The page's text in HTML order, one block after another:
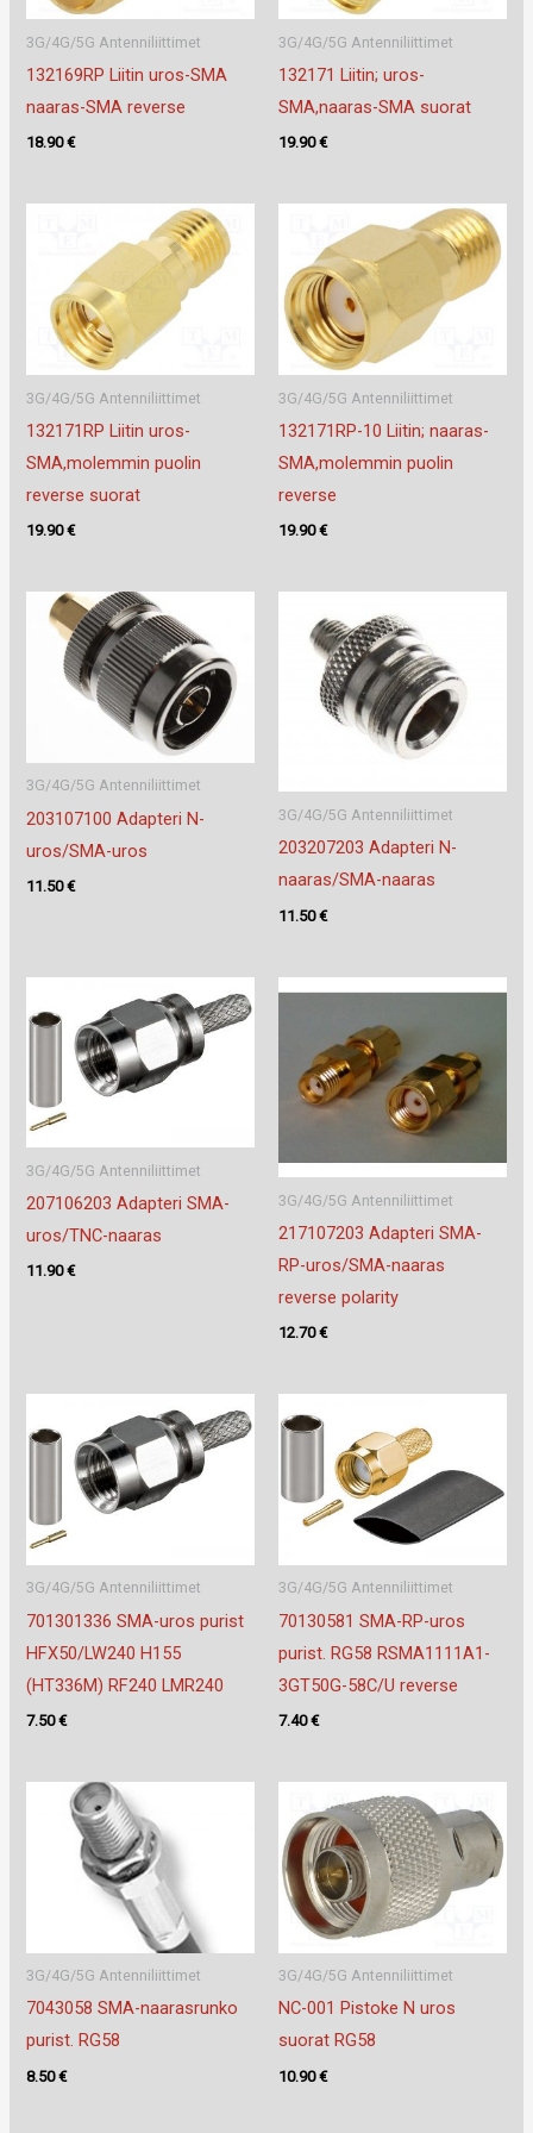
3G/4G/5G Antenniliittimet
132169RP Liitin uros-SMA
naaras-SMA reverse
18.90€
3G/4G/5G Antenniliittimet
132171 Liitin; uros-
SMA,naaras-SMA suorat
19.90€
3G/4G/5G Antenniliittimet
132171RP Liitin uros-
SMA,molemmin puolin
reverse suorat
19.90€
3G/4G/5G Antenniliittimet
132171RP-10 Liitin; naaras-
SMA,molemmin puolin
reverse
19.90€
3G/4G/5G Antenniliittimet
203107100 Adapteri N-
uros/SMA-uros
11.50€
3G/4G/5G Antenniliittimet
203207203 Adapteri N-
naaras/SMA-naaras
11.50€
3G/4G/5G Antenniliittimet
207106203 Adapteri SMA-
uros/TNC-naaras
11.90€
3G/4G/5G Antenniliittimet
217107203 Adapteri SMA-
RP-uros/SMA-naaras
reverse polarity
12.70€
3G/4G/5G Antenniliittimet
701301336 SMA-uros purist
HFX50/LW240 H155
(HT336M) RF240 LMR240
7.50€
3G/4G/5G Antenniliittimet
70130581 SMA-RP-uros
purist. RG58 RSMA1111A1-
3GT50G-58C/U reverse
7.40€
3G/4G/5G Antenniliittimet
7043058 SMA-naarasrunko
purist. RG58
8.50€
3G/4G/5G Antenniliittimet
NC-001 Pistoke N uros
suorat RG58
10.90€